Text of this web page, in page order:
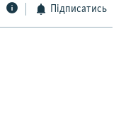
Підписатись